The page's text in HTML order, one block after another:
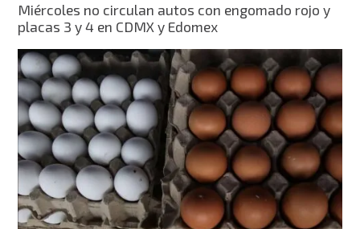
Miércoles no circulan autos con engomado rojo y
placas 3 y 4 en CDMX y Edomex